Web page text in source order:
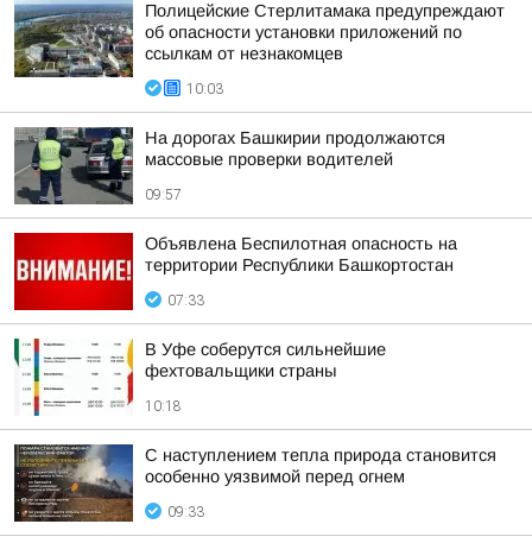
Полицейские Стерлитамака предупреждают
об опасности установки приложений по
ссылкам от незнакомцев
10:03
На дорогах Башкирии продолжаются
массовые проверки водителей
09:57
Объявлена Беспилотная опасность на
территории Республики Башкортостан
07:33
В Уфе соберутся сильнейшие
фехтовальщики страны
10:18
С наступлением тепла природа становится
особенно уязвимой перед огнем
09:33